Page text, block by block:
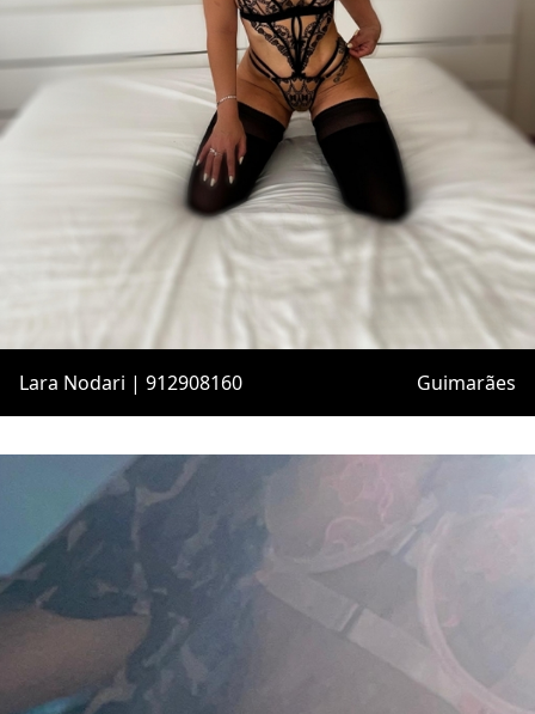
Lara Nodari | 912908160 Guimarães